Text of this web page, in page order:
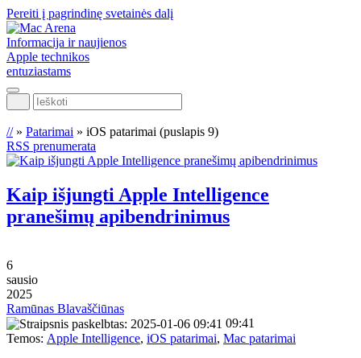
Pereiti į pagrindinę svetainės dalį
Informacija ir naujienos
Apple technikos
entuziastams
Ieškoti
//» Patarimai » iOS patarimai (puslapis 9)
RSS prenumerata
Kaip išjungti Apple Intelligence
pranešimų apibendrinimus
6
sausio
2025
Ramūnas Blavaščiūnas
09:41
Temos: Apple Intelligence, iOS patarimai, Mac patarimai